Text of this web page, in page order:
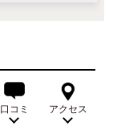
口コミ アクセス